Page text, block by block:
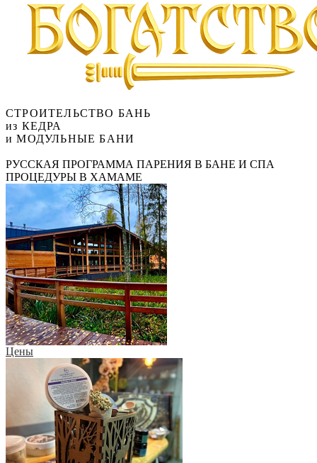
СТРОИТЕЛЬСТВО БАНЬ
из КЕДРА
и МОДУЛЬНЫЕ БАНИ
РУССКАЯ ПРОГРАММА ПАРЕНИЯ В БАНЕ И СПА
ПРОЦЕДУРЫ В ХАМАМЕ
Цены